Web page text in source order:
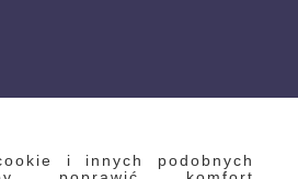
i innych podobnych